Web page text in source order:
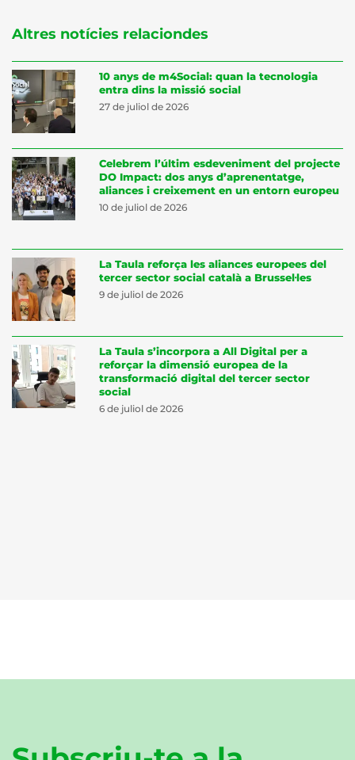
Altres notícies relaciondes
10 anys de m4Social: quan la tecnologia
entra dins la missió social
27 de juliol de 2026
Celebrem l’últim esdeveniment del projecte
DO Impact: dos anys d’aprenentatge,
aliances i creixement en un entorn europeu
10 de juliol de 2026
La Taula reforça les aliances europees del
tercer sector social català a Brussel·les
9 de juliol de 2026
La Taula s’incorpora a All Digital per a
reforçar la dimensió europea de la
transformació digital del tercer sector
social
6 de juliol de 2026